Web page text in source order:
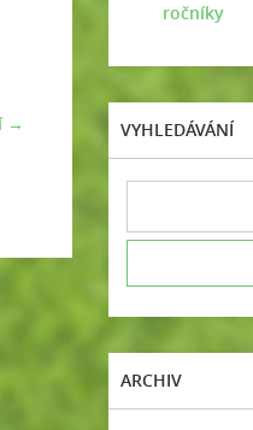
→
ročníky
VYHLEDÁVÁNÍ
ARCHIV